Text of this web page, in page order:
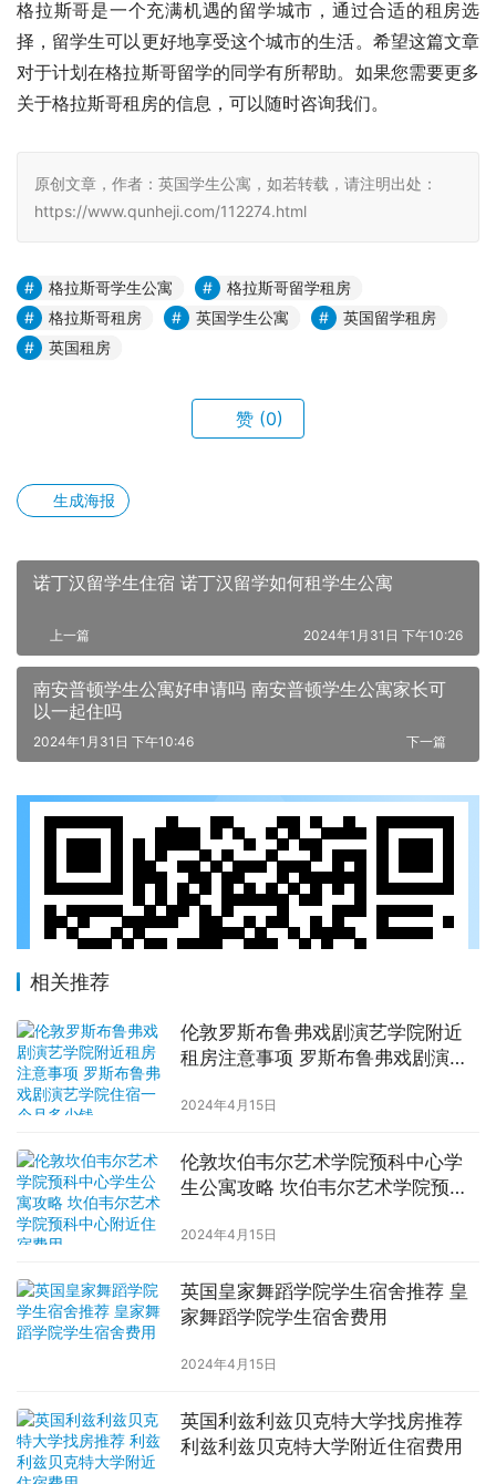
格拉斯哥是一个充满机遇的留学城市，通过合适的租房选
择，留学生可以更好地享受这个城市的生活。希望这篇文章
对于计划在格拉斯哥留学的同学有所帮助。如果您需要更多
关于格拉斯哥租房的信息，可以随时咨询我们。
原创文章，作者：英国学生公寓，如若转载，请注明出处：
https://www.qunheji.com/112274.html
格拉斯哥学生公寓
格拉斯哥留学租房
格拉斯哥租房
英国学生公寓
英国留学租房
英国租房
赞 (0)
生成海报
诺丁汉留学生住宿 诺丁汉留学如何租学生公寓
上一篇 2024年1月31日 下午10:26
南安普顿学生公寓好申请吗 南安普顿学生公寓家长可
以一起住吗
下一篇
2024年1月31日 下午10:46
相关推荐
伦敦罗斯布鲁弗戏剧演艺学院附近
租房注意事项 罗斯布鲁弗戏剧演艺
2024年4月15日
伦敦坎伯韦尔艺术学院预科中心学
生公寓攻略 坎伯韦尔艺术学院预科
2024年4月15日
英国皇家舞蹈学院学生宿舍推荐 皇
家舞蹈学院学生宿舍费用
2024年4月15日
英国利兹利兹贝克特大学找房推荐
利兹利兹贝克特大学附近住宿费用